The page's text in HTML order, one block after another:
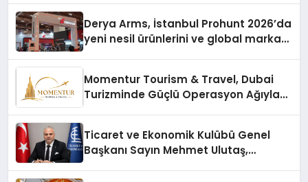
Derya Arms, İstanbul Prohunt 2026’da
yeni nesil ürünlerini ve global marka
Momentur Tourism & Travel, Dubai
Turizminde Güçlü Operasyon Ağıyla
Ticaret ve Ekonomik Kulübü Genel
Başkanı Sayın Mehmet Ulutaş,